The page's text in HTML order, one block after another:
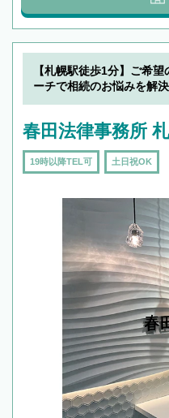
【札幌駅徒歩1分】ご希
ーチで相続のお悩みを解
春田法律事務所
19時以降TEL可 土日祝OK